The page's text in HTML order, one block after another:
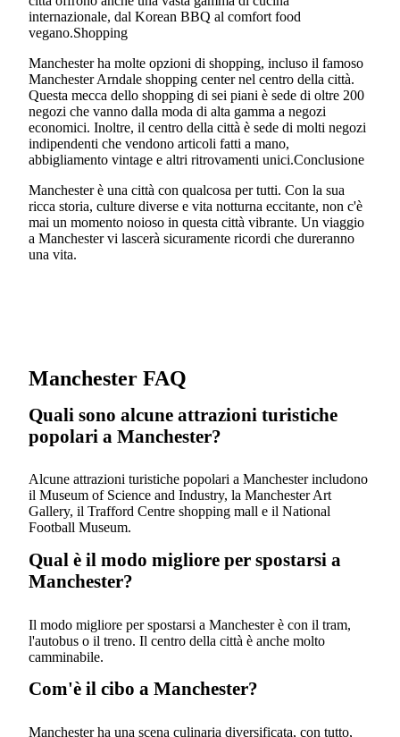
internazionale, dal Korean BBQ al comfort food
vegano.Shopping
Manchester ha molte opzioni di shopping, incluso il famoso
Manchester Arndale shopping center nel centro della città.
Questa mecca dello shopping di sei piani è sede di oltre 200
negozi che vanno dalla moda di alta gamma a negozi
economici. Inoltre, il centro della città è sede di molti negozi
indipendenti che vendono articoli fatti a mano,
abbigliamento vintage e altri ritrovamenti unici.Conclusione
Manchester è una città con qualcosa per tutti. Con la sua
ricca storia, culture diverse e vita notturna eccitante, non c'è
mai un momento noioso in questa città vibrante. Un viaggio
a Manchester vi lascerà sicuramente ricordi che dureranno
una vita.
Manchester FAQ
Quali sono alcune attrazioni turistiche
popolari a Manchester?
Alcune attrazioni turistiche popolari a Manchester includono
il Museum of Science and Industry, la Manchester Art
Gallery, il Trafford Centre shopping mall e il National
Football Museum.
Qual è il modo migliore per spostarsi a
Manchester?
Il modo migliore per spostarsi a Manchester è con il tram,
l'autobus o il treno. Il centro della città è anche molto
camminabile.
Com'è il cibo a Manchester?
Manchester ha una scena culinaria diversificata, con tutto,